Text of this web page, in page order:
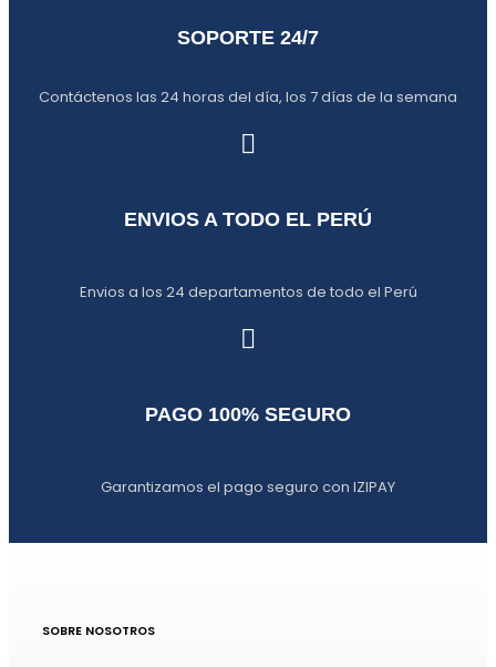
SOPORTE 24/7
Contáctenos las 24 horas del día, los 7 días de la semana
ENVIOS A TODO EL PERÚ
Envios a los 24 departamentos de todo el Perú
PAGO 100% SEGURO
Garantizamos el pago seguro con IZIPAY
SOBRE NOSOTROS